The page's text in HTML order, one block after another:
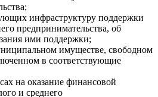
инфраструктуру поддержки
предпринимательства, об
ими поддержки;
имуществе, свободном
в соответствующие
на оказание финансовой
и среднего